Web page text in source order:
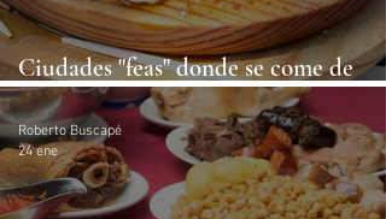
Ciudades "feas" donde se come de
escándalo
Roberto Buscapé
24 ene